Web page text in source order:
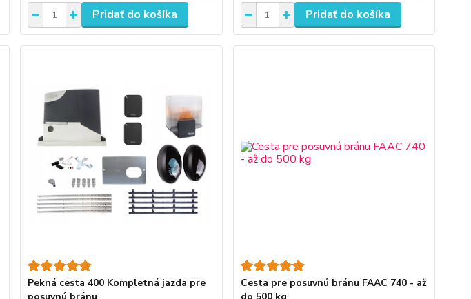
Pridať do košíka Pridať do košíka
Pekná cesta 400 Kompletná jazda pre
Cesta pre posuvnú bránu FAAC 740 - až